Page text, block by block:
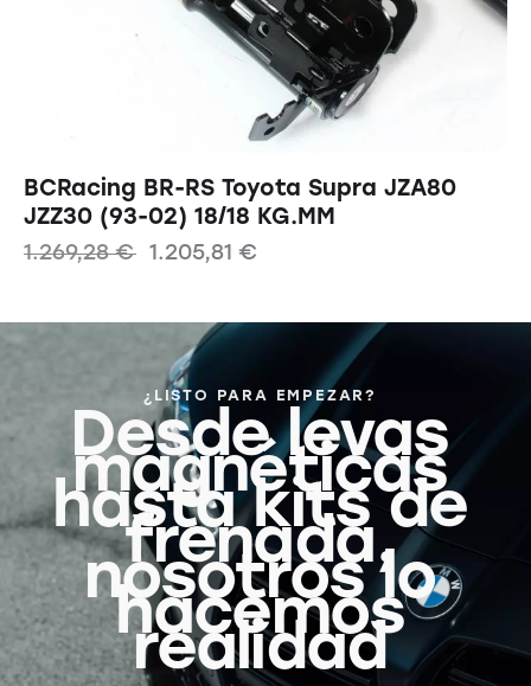
BCRacing BR-RS Toyota Supra JZA80
JZZ30 (93-02) 18/18 KG.MM
1.269,28€ 1.205,81 €
¿LISTO PARA EMPEZAR?
Desde levas
magnéticas
hasta kits de
frenada,
nosotros lo
hacemos
realidad